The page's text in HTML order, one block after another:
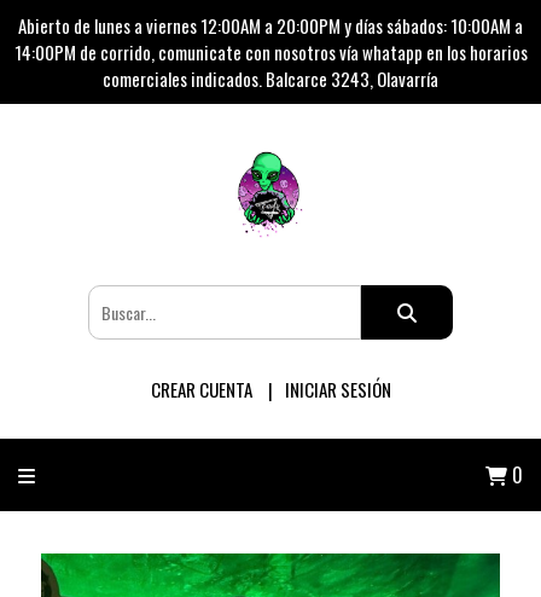
Abierto de lunes a viernes 12:00AM a 20:00PM y días sábados: 10:00AM a
14:00PM de corrido, comunicate con nosotros vía whatapp en los horarios
comerciales indicados. Balcarce 3243, Olavarría
CREAR CUENTA INICIAR SESIÓN
0